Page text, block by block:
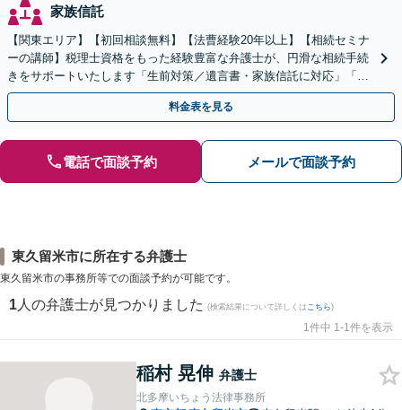
家族信託
【関東エリア】【初回相談無料】【法曹経験20年以上】【相続セミナ
ーの講師】税理士資格をもった経験豊富な弁護士が、円滑な相続手続
きをサポートいたします「生前対策／遺言書・家族信託に対応」「遺
産整理業務の代行あり」【電話相談】
料金表を見る
電話で面談予約 メールで面談予約
東久留米市に所在する弁護士
東久留米市の事務所等での面談予約が可能です。
1 人の弁護士が見つかりました (検索結果について詳しくは こちら)
1件中 1-1件を表示
稲村 晃伸 弁護士
北多摩いちょう法律事務所